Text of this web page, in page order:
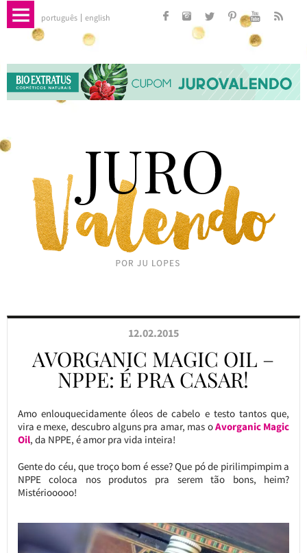
português english
12.02.2015
AVORGANIC MAGIC OIL –
NPPE: É PRA CASAR!
Amo enlouquecidamente óleos de cabelo e testo tantos que,
vira e mexe, descubro alguns pra amar, mas oAvorganic Magic
Oil, da NPPE, é amor pra vida inteira!
Gente do céu, que troço bom é esse? Que pó de pirilimpimpim a
NPPE coloca nos produtos pra serem tão bons, heim?
Mistériooooo!